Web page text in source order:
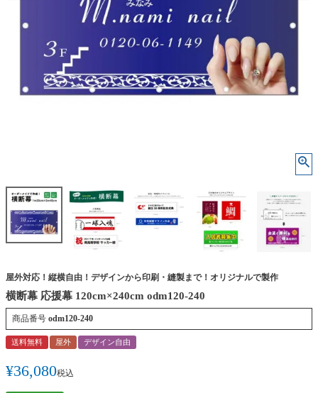
屋外対応！縦横自由！デザインから印刷・縫製まで！オリジナルで製作
横断幕 応援幕 120cm×240cm odm120-240
商品番号 odm120-240
送料無料 屋外 デザイン自由
¥36,080税込